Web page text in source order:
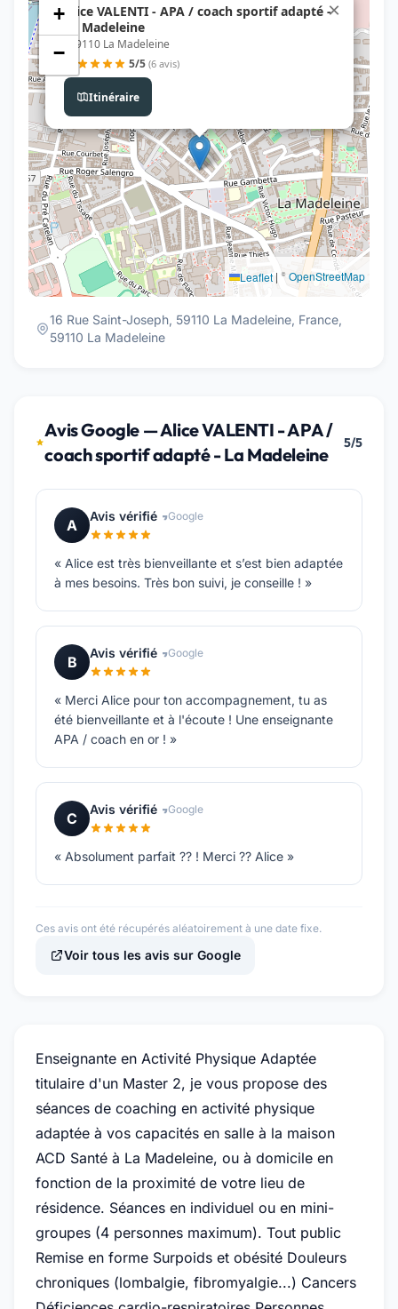
Alice VALENTI - APA / coach sportif adapté -
La Madeleine
, 59110 La Madeleine
5/5 (6 avis)
Itinéraire
×
+
−
Leaflet | ©OpenStreetMap
16 Rue Saint-Joseph, 59110 La Madeleine, France,
59110 La Madeleine
Avis Google — Alice VALENTI - APA /
coach sportif adapté - La Madeleine
5/5
A
Avis vérifié Google
« Alice est très bienveillante et s’est bien adaptée
à mes besoins. Très bon suivi, je conseille ! »
B
Avis vérifié Google
« Merci Alice pour ton accompagnement, tu as
été bienveillante et à l'écoute ! Une enseignante
APA / coach en or ! »
C
Avis vérifié Google
« Absolument parfait ?? ! Merci ?? Alice »
Ces avis ont été récupérés aléatoirement à une date fixe.
Voir tous les avis sur Google
Enseignante en Activité Physique Adaptée
titulaire d'un Master 2, je vous propose des
séances de coaching en activité physique
adaptée à vos capacités en salle à la maison
ACD Santé à La Madeleine, ou à domicile en
fonction de la proximité de votre lieu de
résidence. Séances en individuel ou en mini-
groupes (4 personnes maximum). Tout public
Remise en forme Surpoids et obésité Douleurs
chroniques (lombalgie, fibromyalgie...) Cancers